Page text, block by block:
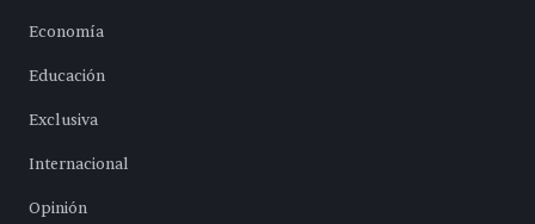
Economía
Educación
Exclusiva
Internacional
Opinión